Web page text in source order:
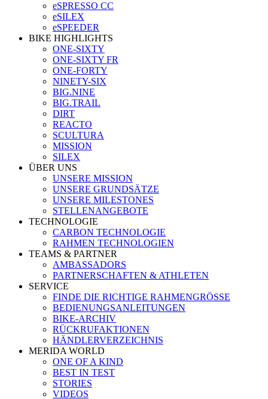
eSPRESSO CC
eSILEX
eSPEEDER
BIKE HIGHLIGHTS
ONE-SIXTY
ONE-SIXTY FR
ONE-FORTY
NINETY-SIX
BIG.NINE
BIG.TRAIL
DIRT
REACTO
SCULTURA
MISSION
SILEX
ÜBER UNS
UNSERE MISSION
UNSERE GRUNDSÄTZE
UNSERE MILESTONES
STELLENANGEBOTE
TECHNOLOGIE
CARBON TECHNOLOGIE
RAHMEN TECHNOLOGIEN
TEAMS & PARTNER
AMBASSADORS
PARTNERSCHAFTEN & ATHLETEN
SERVICE
FINDE DIE RICHTIGE RAHMENGRÖSSE
BEDIENUNGSANLEITUNGEN
BIKE-ARCHIV
RÜCKRUFAKTIONEN
HÄNDLERVERZEICHNIS
MERIDA WORLD
ONE OF A KIND
BEST IN TEST
STORIES
VIDEOS